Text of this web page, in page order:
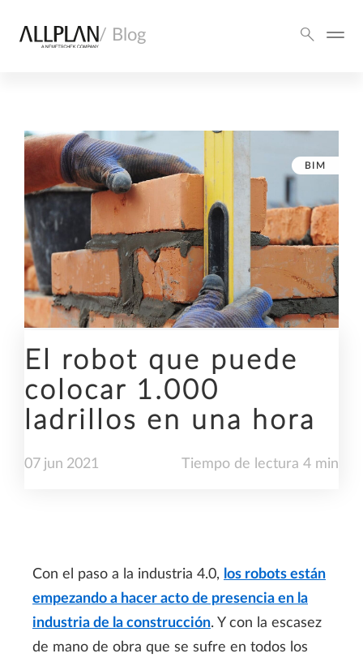
/ Blog
BIM
El robot que puede
colocar 1.000
ladrillos en una hora
07 jun 2021 Tiempo de lectura 4 min
Con el paso a la industria 4.0, los robots están
empezando a hacer acto de presencia en la
industria de la construcción. Y con la escasez
de mano de obra que se sufre en todos los